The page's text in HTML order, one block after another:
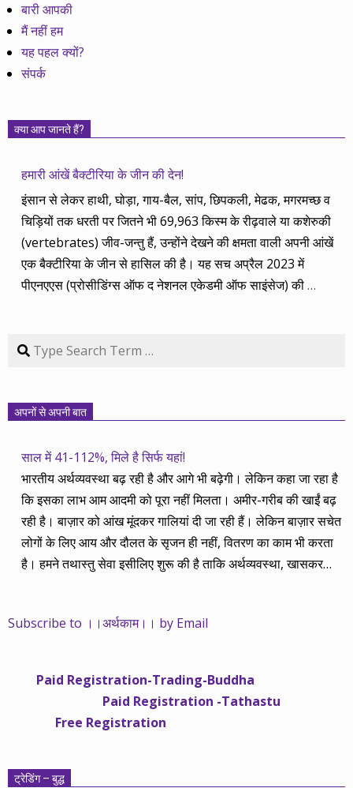
बारी आपकी
मैं नहीं हम
यह पहल क्यों?
संपर्क
क्या आप जानते हैं?
हमारी आंखें बैक्टीरिया के जीन की देन!
इंसान से लेकर हाथी, घोड़ा, गाय-बैल, सांप, छिपकली, मेढक, मगरमच्छ व
चिड़ियों तक धरती पर जितने भी 69,963 किस्म के रीढ़वाले या कशेरुकी
(vertebrates) जीव-जन्तु हैं, उन्होंने देखने की क्षमता वाली अपनी आंखें
एक बैक्टीरिया के जीन से हासिल की है। यह सच अप्रैल 2023 में
पीएनएएस (प्रोसीडिंग्स ऑफ द नेशनल एकेडमी ऑफ साइंसेज) की…
Search
अपनों से अपनी बात
साल में 41-112%, मिले है सिर्फ यहां!
भारतीय अर्थव्यवस्था बढ़ रही है और आगे भी बढ़ेगी। लेकिन कहा जा रहा है
कि इसका लाभ आम आदमी को पूरा नहीं मिलता। अमीर-गरीब की खाईं बढ़
रही है। बाज़ार को आंख मूंदकर गालियां दी जा रही हैं। लेकिन बाज़ार सचेत
लोगों के लिए आय और दौलत के सृजन ही नहीं, वितरण का काम भी करता
है। हमने तथास्तु सेवा इसीलिए शुरू की है ताकि अर्थव्यवस्था, खासकर
महंगाई की दर 10 प्रतिशत से ऊपर रहती है। वे भागकर जाते हैं सोने और
साढ़े चार सालों से अर्थकाम से जुड़े हैं, वे हमारी ईमानदारी और सत्यनिष्ठा से
भलीभांति वाकिफ हैं। शुरू में हम भी कच्चे थे तो बाज़ार के उस्तादों के जाल
में फंस गए। गलतियां कीं। लेकिन जैसे ही समझ में आया, खटाक से उनसे
मजबूत आधार और गहन रिसर्च के साथ। उसी का नतीजा है कि हमारी
Subscribe to ।।अर्थकाम।। by Email
Paid Registration-Trading-Buddha
Paid Registration -Tathastu
Free Registration
ट्रेडिंग – बुद्ध